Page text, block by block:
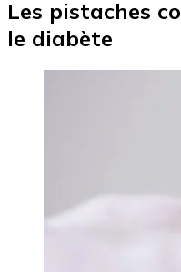
Les pistaches
le diabète